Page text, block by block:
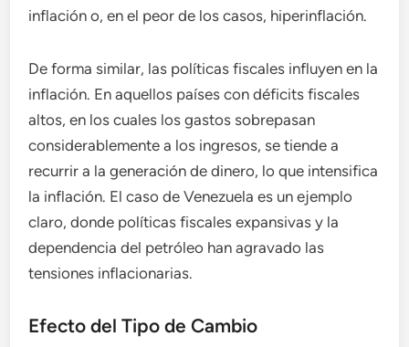
inflación o, en el peor de los casos, hiperinflación.
De forma similar, las políticas fiscales influyen en la
inflación. En aquellos países con déficits fiscales
altos, en los cuales los gastos sobrepasan
considerablemente a los ingresos, se tiende a
recurrir a la generación de dinero, lo que intensifica
la inflación. El caso de Venezuela es un ejemplo
claro, donde políticas fiscales expansivas y la
dependencia del petróleo han agravado las
tensiones inflacionarias.
Efecto del Tipo de Cambio